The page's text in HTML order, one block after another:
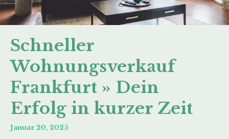
Schneller
Wohnungsverkauf
Frankfurt » Dein
Erfolg in kurzer Zeit
Januar 20, 2025